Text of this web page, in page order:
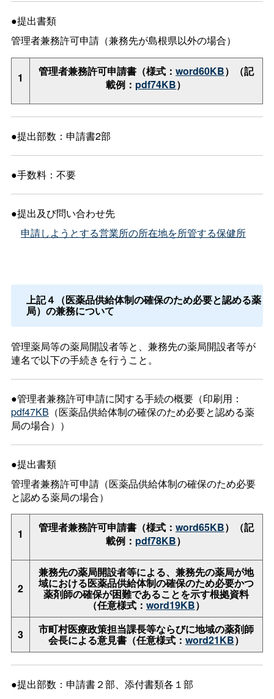
●提出書類
管理者兼務許可申請（兼務先が島根県以外の場合）
1 管理者兼務許可申請書（様式： word60KB）（記
載例： pdf74KB）
●提出部数：申請書2部
●手数料：不要
●提出及び問い合わせ先
申請しようとする営業所の所在地を所管する保健所
上記４（医薬品供給体制の確保のため必要と認める薬
局）の兼務について
管理薬局等の薬局開設者等と、兼務先の薬局開設者等が
連名で以下の手続きを行うこと。
●管理者兼務許可申請に関する手続の概要（印刷用：
pdf47KB （医薬品供給体制の確保のため必要と認める薬
局の場合））
●提出書類
管理者兼務許可申請（医薬品供給体制の確保のため必要
と認める薬局の場合）
1 管理者兼務許可申請書（様式： word65KB）（記
載例： pdf78KB）
2
兼務先の薬局開設者等による、兼務先の薬局が地
域における医薬品供給体制の確保のため必要かつ
薬剤師の確保が困難であることを示す根拠資料
（任意様式： word19KB）
3 市町村医療政策担当課長等ならびに地域の薬剤師
会長による意見書（任意様式： word21KB）
●提出部数：申請書２部、添付書類各１部